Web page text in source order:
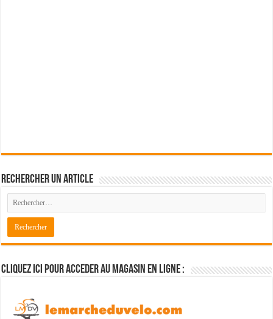
Rechercher un article
Cliquez ici pour acceder au magasin en ligne :